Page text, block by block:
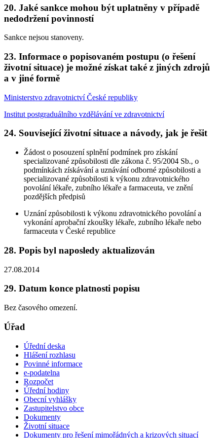
20. Jaké sankce mohou být uplatněny v případě
nedodržení povinností
Sankce nejsou stanoveny.
23. Informace o popisovaném postupu (o řešení
životní situace) je možné získat také z jiných zdrojů
a v jiné formě
Ministerstvo zdravotnictví České republiky
Institut postgraduálního vzdělávání ve zdravotnictví
24. Související životní situace a návody, jak je řešit
Žádost o posouzení splnění podmínek pro získání
specializované způsobilosti dle zákona č. 95/2004 Sb., o
podmínkách získávání a uznávání odborné způsobilosti a
specializované způsobilosti k výkonu zdravotnického
povolání lékaře, zubního lékaře a farmaceuta, ve znění
pozdějších předpisů
Uznání způsobilosti k výkonu zdravotnického povolání a
vykonání aprobační zkoušky lékaře, zubního lékaře nebo
farmaceuta v České republice
28. Popis byl naposledy aktualizován
27.08.2014
29. Datum konce platnosti popisu
Bez časového omezení.
Úřad
Úřední deska
Hlášení rozhlasu
Povinné informace
e-podatelna
Rozpočet
Úřední hodiny
Obecní vyhlášky
Zastupitelstvo obce
Dokumenty
Životní situace
Dokumenty pro řešení mimořádných a krizových situací